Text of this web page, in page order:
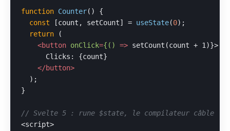
function Counter( ) {
const [count, setCount] = useState(0);
return (
<button onClick={() => setCount(count + 1)}>
      Clicks: {count}
</button>
  );
}
// Svelte 5 : rune $state, le compilateur câble la
<script>